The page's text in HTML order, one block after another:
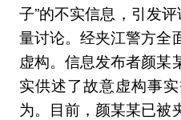
子”的不实信息，引发
量讨论。经夹江警方全
虚构。信息发布者颜某
实供述了故意虚构事
为。目前，颜某某已被